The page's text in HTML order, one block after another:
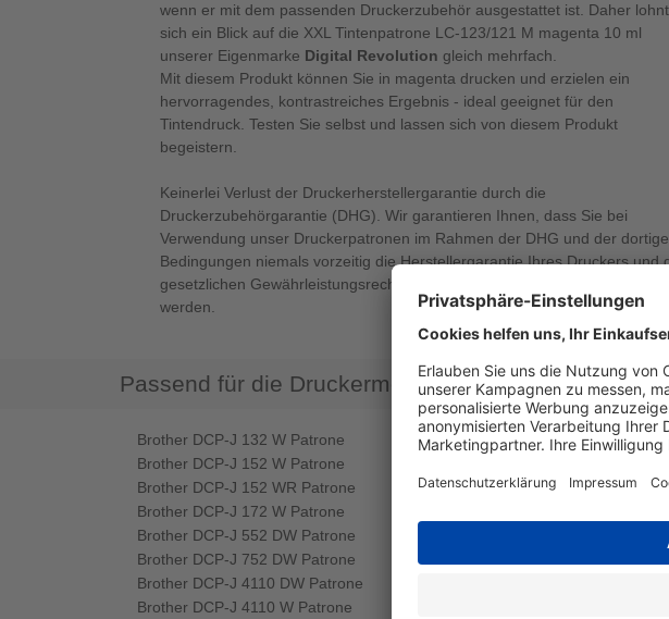
wenn er mit dem passenden Druckerzubehör ausgestattet ist. Daher lohnt
sich ein Blick auf die XXL Tintenpatrone LC-123/121 M magenta 10 ml
unserer Eigenmarke Digital Revolution gleich mehrfach.
Mit diesem Produkt können Sie in magenta drucken und erzielen ein
hervorragendes, kontrastreiches Ergebnis - ideal geeignet für den
Tintendruck. Testen Sie selbst und lassen sich von diesem Produkt
begeistern.
Keinerlei Verlust der Druckerherstellergarantie durch die
Druckerzubehörgarantie (DHG). Wir garantieren Ihnen, dass Sie bei
Verwendung unser Druckerpatronen im Rahmen der DHG und der
Bedingungen niemals vorzeitig die Herstellergarantie Ihres Druckers und
gesetzlichen Gewährleistungsrechte verlieren oder diese auch nur
werden.
Passend für die Druckermodelle
Brother DCP-J 132 W Patrone
Brother DCP-J 152 W Patrone
Brother DCP-J 152 WR Patrone
Brother DCP-J 172 W Patrone
Brother DCP-J 552 DW Patrone
Brother DCP-J 752 DW Patrone
Brother DCP-J 4110 DW Patrone
Brother DCP-J 4110 W Patrone